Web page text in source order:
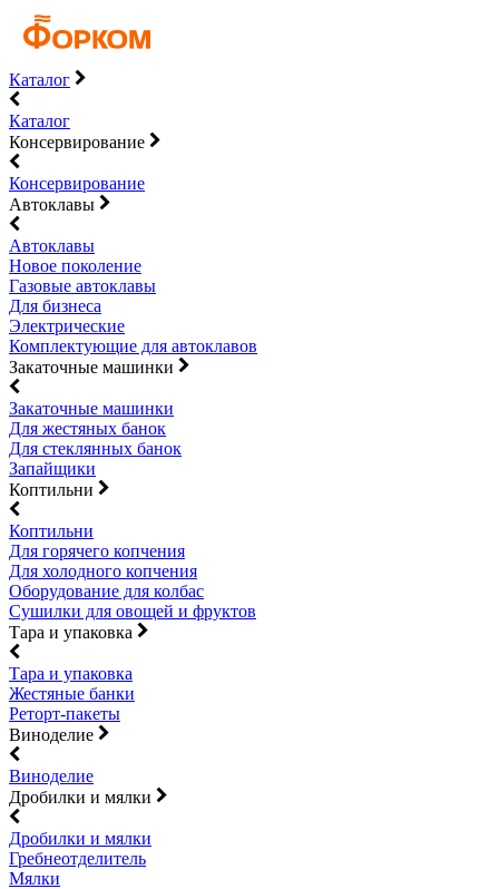
Каталог
Каталог
Консервирование
Консервирование
Автоклавы
Автоклавы
Новое поколение
Газовые автоклавы
Для бизнеса
Электрические
Комплектующие для автоклавов
Закаточные машинки
Закаточные машинки
Для жестяных банок
Для стеклянных банок
Запайщики
Коптильни
Коптильни
Для горячего копчения
Для холодного копчения
Оборудование для колбас
Сушилки для овощей и фруктов
Тара и упаковка
Тара и упаковка
Жестяные банки
Реторт-пакеты
Виноделие
Виноделие
Дробилки и мялки
Дробилки и мялки
Гребнеотделитель
Мялки